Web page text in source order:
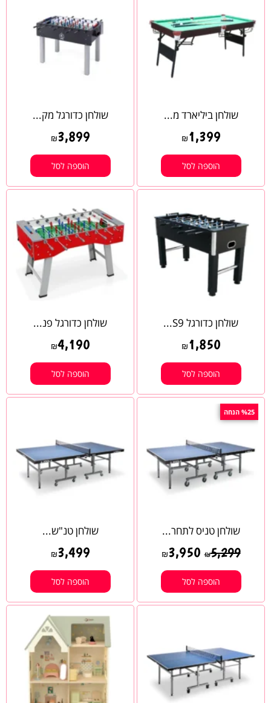
שולחן ביליארד מ...
₪ 1,399
הוספה לסל
שולחן כדורגל מק...
₪3,899
הוספה לסל
שולחן כדורגל S9...
₪ 1,850
הוספה לסל
שולחן כדורגל פנ...
₪4,190
הוספה לסל
%25 הנחה
שולחן טניס לתחר...
₪5,299
₪3,950
הוספה לסל
שולחן טנ"ש...
₪3,499
הוספה לסל